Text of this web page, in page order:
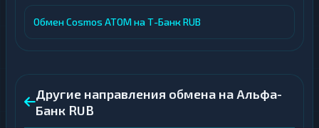
Обмен Cosmos ATOM на Т-Банк RUB
Другие направления обмена на Альфа-
Банк RUB